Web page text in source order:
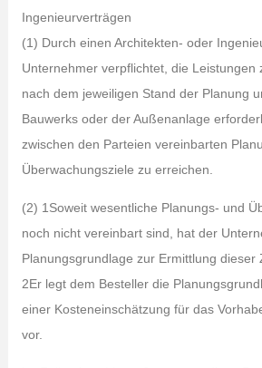
Ingenieurverträgen
(1) Durch einen Architekten- oder
Unternehmer verpflichtet, die Leistungen
nach dem jeweiligen Stand der Planung
Bauwerks oder der Außenanlage
zwischen den Parteien vereinbarten
Überwachungsziele zu erreichen.
(2) 1Soweit wesentliche Planungs- und
noch nicht vereinbart sind, hat der
Planungsgrundlage zur Ermittlung dieser
2Er legt dem Besteller die
einer Kosteneinschätzung für das
vor.